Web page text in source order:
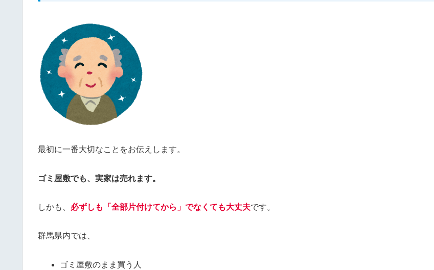
最初に一番大切なことをお伝えします。
ゴミ屋敷でも、実家は売れます。
しかも、 必ずしも「全部片付けてから」でなくても大丈夫です。
群馬県内では、
ゴミ屋敷のまま買う人